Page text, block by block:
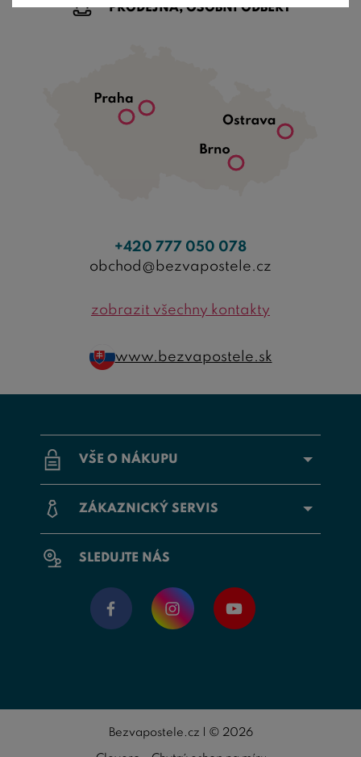
VŠE O NÁKUPU
ZÁKAZNICKÝ SERVIS
SLEDUJTE NÁS
PRODEJNA, OSOBNÍ ODBĚRY
+420 777 050 078
obchod@bezvapostele.cz
zobrazit všechny kontakty
www.bezvapostele.sk
Bezvapostele.cz | © 2026